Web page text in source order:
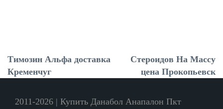
Tимозин Альфа доставка
Кременчуг
Стероидов На Массу
цена Прокопьевск
2011-2026 | Купить Данабол Анапалон Пкт